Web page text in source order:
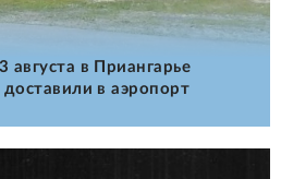
в Приангарье
в аэропорт